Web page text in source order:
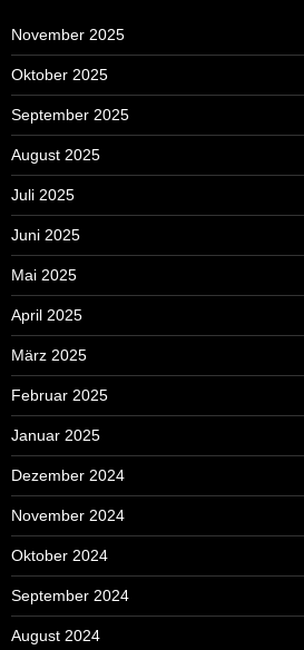
November 2025
Oktober 2025
September 2025
August 2025
Juli 2025
Juni 2025
Mai 2025
April 2025
März 2025
Februar 2025
Januar 2025
Dezember 2024
November 2024
Oktober 2024
September 2024
August 2024